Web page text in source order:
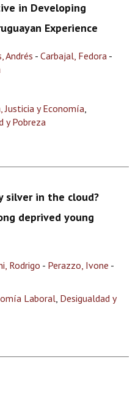
in Developing
Experience
Andrés - Carbajal, Fedora -
Justicia y Economía,
y Pobreza
silver in the cloud?
deprived young
Rodrigo - Perazzo, Ivone -
Laboral, Desigualdad y